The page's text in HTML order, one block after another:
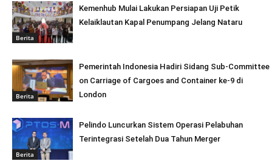
Berita
Kemenhub Mulai Lakukan Persiapan Uji Petik
Kelaiklautan Kapal Penumpang Jelang Nataru
Berita
Pemerintah Indonesia Hadiri Sidang Sub-Committee
on Carriage of Cargoes and Container ke-9 di
London
Berita
Pelindo Luncurkan Sistem Operasi Pelabuhan
Terintegrasi Setelah Dua Tahun Merger